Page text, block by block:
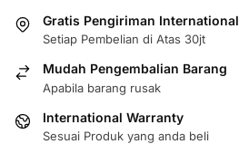
Gratis Pengiriman International
Setiap Pembelian di Atas 30jt
Mudah Pengembalian Barang
Apabila barang rusak
International Warranty
Sesuai Produk yang anda beli